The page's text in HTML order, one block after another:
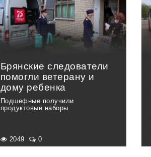
Брянские следователи
помогли ветерану и
дому ребенка
Подшефные получили
продуктовые наборы
2049 0